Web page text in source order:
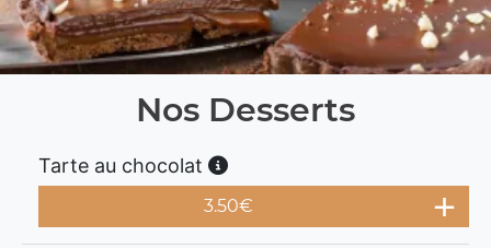
Nos Desserts
Tarte au chocolat
3.50€